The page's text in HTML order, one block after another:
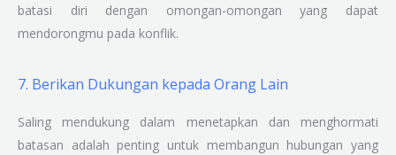
batasi diri dengan omongan-omongan yang dapat
mendorongmu pada konflik.
7. Berikan Dukungan kepada Orang Lain
Saling mendukung dalam menetapkan dan menghormati
batasan adalah penting untuk membangun hubungan yang